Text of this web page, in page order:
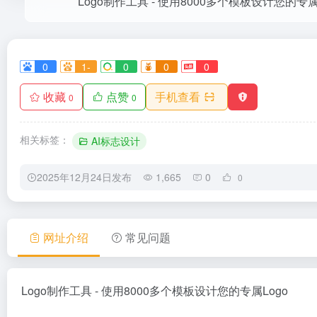
0 1- 0 0 0
收藏 0 点赞 0 手机查看
相关标签： AI标志设计
2025年12月24日发布 1,665 0 0
网址介绍 常见问题
Logo制作工具 - 使用8000多个模板设计您的专属Logo